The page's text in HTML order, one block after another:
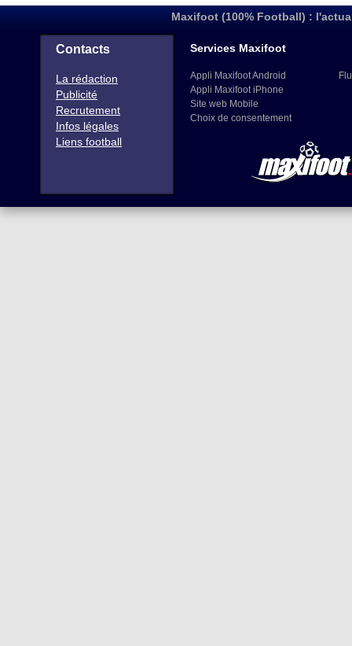
Maxifoot (100% Football) :
Contacts
La rédaction
Publicité
Recrutement
Infos légales
Liens football
Services Maxifoot
Appli Maxifoot Android
Appli Maxifoot iPhone
Site web Mobile
Choix de consentement